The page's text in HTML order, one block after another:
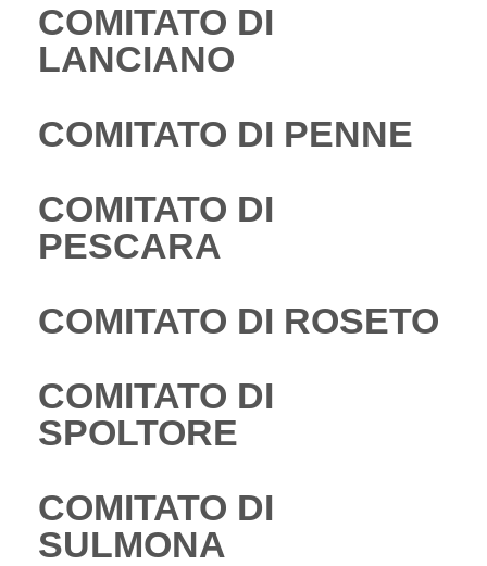
COMITATO DI
LANCIANO
COMITATO DI PENNE
COMITATO DI
PESCARA
COMITATO DI ROSETO
COMITATO DI
SPOLTORE
COMITATO DI
SULMONA